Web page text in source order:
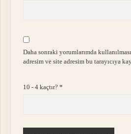
Daha sonraki yorumlarımda
adresim ve site adresim bu tarayıcıya
10 - 4 kaçtır?*